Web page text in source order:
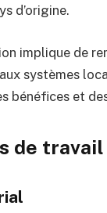
d’origine.
implique de
systèmes
bénéfices et
de travail